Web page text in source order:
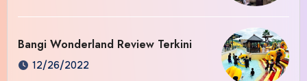
Bangi Wonderland Review Terkini
12/26/2022